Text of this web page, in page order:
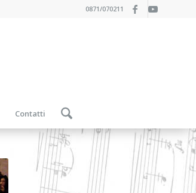
0871/070211
Contatti